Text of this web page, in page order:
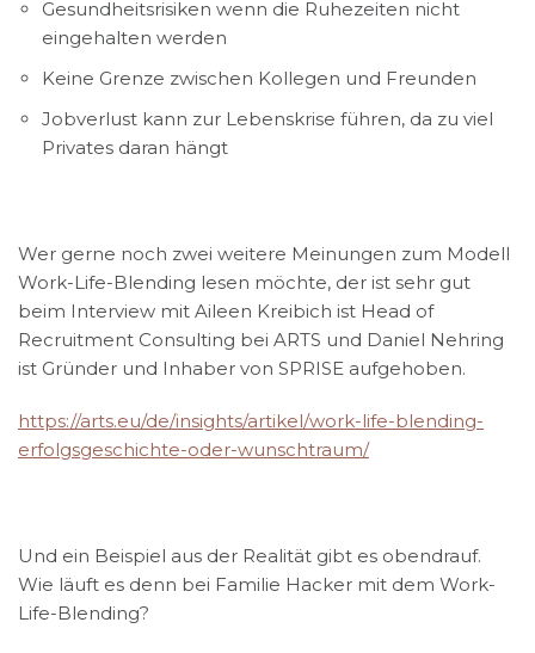
Gesundheitsrisiken wenn die Ruhezeiten nicht
eingehalten werden
Keine Grenze zwischen Kollegen und Freunden
Jobverlust kann zur Lebenskrise führen, da zu viel
Privates daran hängt
Wer gerne noch zwei weitere Meinungen zum Modell
Work-Life-Blending lesen möchte, der ist sehr gut
beim Interview mit Aileen Kreibich ist Head of
Recruitment Consulting bei ARTS und Daniel Nehring
ist Gründer und Inhaber von SPRISE aufgehoben.
https://arts.eu/de/insights/artikel/work-life-blending-
erfolgsgeschichte-oder-wunschtraum/
Und ein Beispiel aus der Realität gibt es obendrauf.
Wie läuft es denn bei Familie Hacker mit dem Work-
Life-Blending?